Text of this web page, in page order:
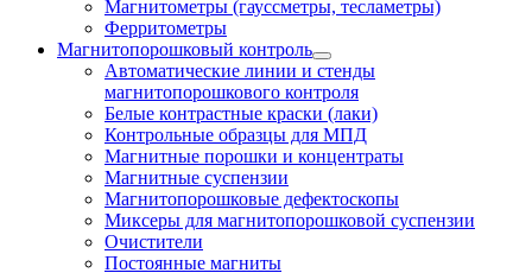
Магнитометры (гауссметры, тесламетры)
Ферритометры
Магнитопорошковый контроль
Автоматические линии и стенды
магнитопорошкового контроля
Белые контрастные краски (лаки)
Контрольные образцы для МПД
Магнитные порошки и концентраты
Магнитные суспензии
Магнитопорошковые дефектоскопы
Миксеры для магнитопорошковой суспензии
Очистители
Постоянные магниты